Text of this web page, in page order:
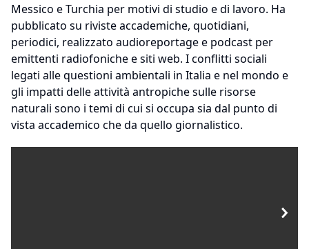
Messico e Turchia per motivi di studio e di lavoro. Ha
pubblicato su riviste accademiche, quotidiani,
periodici, realizzato audioreportage e podcast per
emittenti radiofoniche e siti web. I conflitti sociali
legati alle questioni ambientali in Italia e nel mondo e
gli impatti delle attività antropiche sulle risorse
naturali sono i temi di cui si occupa sia dal punto di
vista accademico che da quello giornalistico.